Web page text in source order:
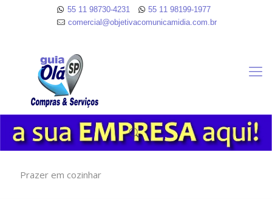
55 11 98730-4231
55 11 98199-1977
comercial@objetivacomunicamidia.com.br
Prazer em cozinhar